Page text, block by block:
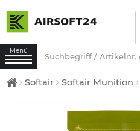
Menü
Softair Softair Munition